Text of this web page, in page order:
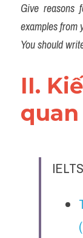
Report
Advice
Đề thi
Listening
Writing
Reading
Homepage
Give reasons
examples from
You should
II.
quan